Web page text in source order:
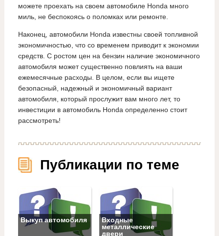
можете проехать на своем автомобиле Honda много
миль, не беспокоясь о поломках или ремонте.
Наконец, автомобили Honda известны своей топливной
экономичностью, что со временем приводит к экономии
средств. С ростом цен на бензин наличие экономичного
автомобиля может существенно повлиять на ваши
ежемесячные расходы. В целом, если вы ищете
безопасный, надежный и экономичный вариант
автомобиля, который прослужит вам много лет, то
инвестиции в автомобиль Honda определенно стоит
рассмотреть!
Публикации по теме
Выкуп автомобиля
Входные
металлические
двери